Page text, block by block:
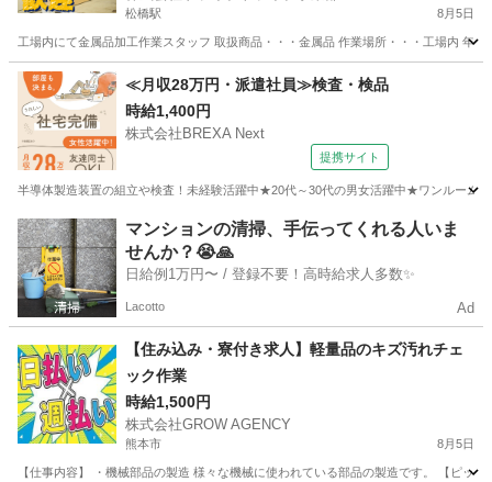
松橋駅 8月5日
工場内にて金属品加工作業スタッフ 取扱商品・・・金属品 作業場所・・・工場内
熊本 宇城市 松橋駅 工場 スタッフ
≪月収28万円・派遣社員≫検査・検品
時給1,400円
株式会社BREXA Next
提携サイト
半導体製造装置の組立や検査！未経験活躍中★20代～30代の男女活躍中★ワンルーム
熊本 その他
マンションの清掃、手伝ってくれる人いま
せんか？😭🙏
日給例1万円〜 / 登録不要！高時給求人多数✨
Lacotto Ad
【住み込み・寮付き求人】軽量品のキズ汚れチェ
ック作業
時給1,500円
株式会社GROW AGENCY
熊本市 8月5日
【仕事内容】 ・機械部品の製造 様々な機械に使われている部品の製造です。 【ピ